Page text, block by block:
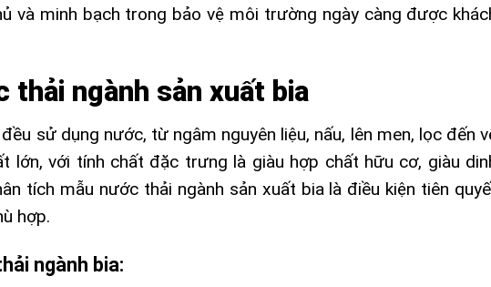
và minh bạch trong bảo vệ môi trường ngày càng được
thải ngành sản xuất bia
sử dụng nước, từ ngâm nguyên liệu, nấu, lên men, lọc đến
lớn, với tính chất đặc trưng là giàu hợp chất hữu cơ, giàu
tích mẫu nước thải ngành sản xuất bia là điều kiện tiên
hợp.
ngành bia: